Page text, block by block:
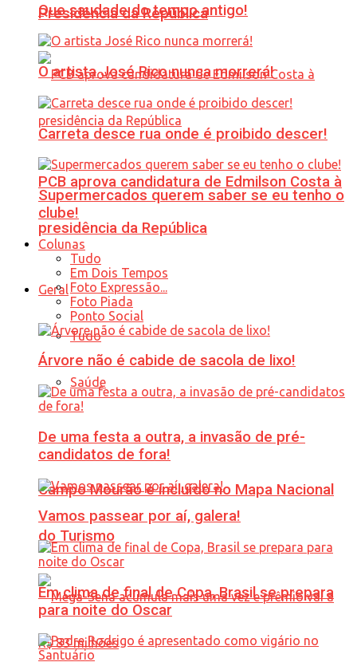
Presidência da República
PCB aprova candidatura de Edmilson Costa à
presidência da República
Geral
Tudo
Saúde
Campo Mourão é incluído no Mapa Nacional
do Turismo
Que saudade do tempo antigo!
O artista José Rico nunca morrerá!
Carreta desce rua onde é proibido descer!
Supermercados querem saber se eu tenho o
clube!
Colunas
Tudo
Em Dois Tempos
Foto Expressão...
Foto Piada
Ponto Social
Árvore não é cabide de sacola de lixo!
De uma festa a outra, a invasão de pré-
candidatos de fora!
Vamos passear por aí, galera!
Em clima de final de Copa, Brasil se prepara
para noite do Oscar